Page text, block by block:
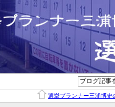
選挙プランナー三浦博史